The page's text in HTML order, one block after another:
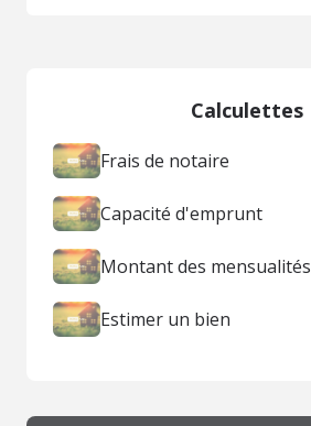
Calculettes
Frais de notaire
Capacité d'emprunt
Montant des mensualités
Estimer un bien